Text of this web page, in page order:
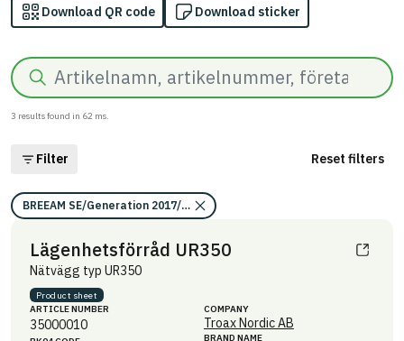
Download QR code Download sticker
Search
3 results found in 62 ms.
Filter Reset filters
BREEAM SE/Generation 2017/Kriterium: Mat 07 Farliga ämnen/
Lägenhetsförråd UR350
Nätvägg typ UR350
Product sheet
ARTICLE NUMBER
35000010
COMPANY
Troax Nordic AB
BRAND NAME